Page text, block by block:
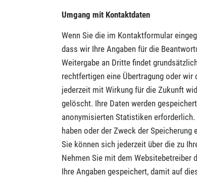
Umgang mit Kontaktdaten
Wenn Sie die im Kontaktformular
dass wir Ihre Angaben für die
Weitergabe an Dritte findet
rechtfertigen eine Übertragung oder
jederzeit mit Wirkung für die Zukunft
gelöscht. Ihre Daten werden
anonymisierten Statistiken
haben oder der Zweck der Speicherung
Sie können sich jederzeit über die zu
Nehmen Sie mit dem Websitebetreiber
Ihre Angaben gespeichert, damit auf